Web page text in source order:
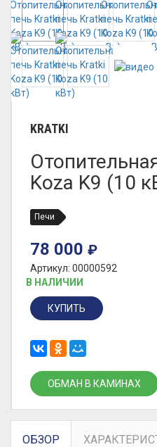
KRATKI
Koza K9 (10
Печи
78 000 ₽
Артикул: 00000592
В НАЛИЧИИ
КУПИТЬ
ОБМАН В КАМИНАХ
ОБЗОР